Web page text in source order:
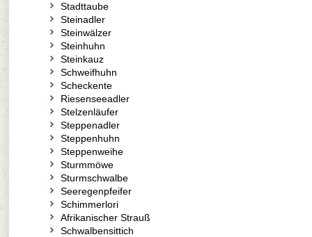
Stadttaube
Steinadler
Steinwälzer
Steinhuhn
Steinkauz
Schweifhuhn
Scheckente
Riesenseeadler
Stelzenläufer
Steppenadler
Steppenhuhn
Steppenweihe
Sturmmöwe
Sturmschwalbe
Seeregenpfeifer
Schimmerlori
Afrikanischer Strauß
Schwalbensittich